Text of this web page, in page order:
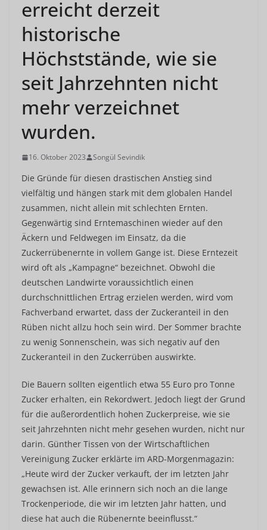
erreicht derzeit
historische
Höchststände, wie sie
seit Jahrzehnten nicht
mehr verzeichnet
wurden.
16. Oktober 2023 Songül Sevindik
Die Gründe für diesen drastischen Anstieg sind
vielfältig und hängen stark mit dem globalen Handel
zusammen, nicht allein mit schlechten Ernten.
Gegenwärtig sind Erntemaschinen wieder auf den
Äckern und Feldwegen im Einsatz, da die
Zuckerrübenernte in vollem Gange ist. Diese Erntezeit
wird oft als „Kampagne“ bezeichnet. Obwohl die
deutschen Landwirte voraussichtlich einen
durchschnittlichen Ertrag erzielen werden, wird vom
Fachverband erwartet, dass der Zuckeranteil in den
Rüben nicht allzu hoch sein wird. Der Sommer brachte
zu wenig Sonnenschein, was sich negativ auf den
Zuckeranteil in den Zuckerrüben auswirkte.
Die Bauern sollten eigentlich etwa 55 Euro pro Tonne
Zucker erhalten, ein Rekordwert. Jedoch liegt der Grund
für die außerordentlich hohen Zuckerpreise, wie sie
seit Jahrzehnten nicht mehr gesehen wurden, nicht nur
darin. Günther Tissen von der Wirtschaftlichen
Vereinigung Zucker erklärte im ARD-Morgenmagazin:
„Heute wird der Zucker verkauft, der im letzten Jahr
gewachsen ist. Alle erinnern sich noch an die lange
Trockenperiode, die wir im letzten Jahr hatten, und
diese hat auch die Rübenernte beeinflusst.“